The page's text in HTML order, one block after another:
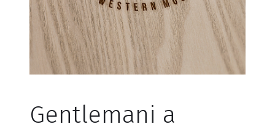
Gentlemani a